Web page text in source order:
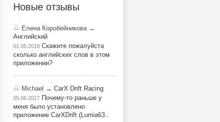
Новые отзывы
Елена Коробейникова→
Английский
01.05.2018 Скажите пожалуйста
сколько английских слов в этом
приложении?
Michael → CarX Drift Racing
05.06.2017 Почему-то раньше у
меня было установлено
приложение CarXDrift (Lumia63..